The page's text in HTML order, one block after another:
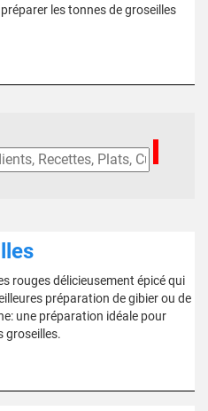
les tonnes de groseilles
rouges délicieusement épicé qui
préparation de gibier ou de
une préparation idéale pour
groseilles.